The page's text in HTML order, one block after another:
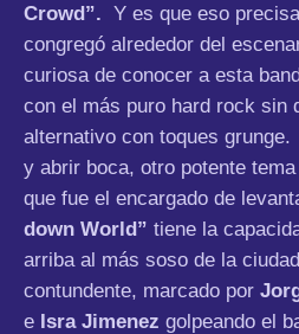
Crowd”. Y es que eso
congregó alrededor del
curiosa de conocer a esta
con el más puro hard rock sin
alternativo con toques
y abrir boca, otro potente
que fue el encargado de
down World” tiene la
arriba al más soso de la
contundente, marcado por
e Isra Jimenez golpeando el